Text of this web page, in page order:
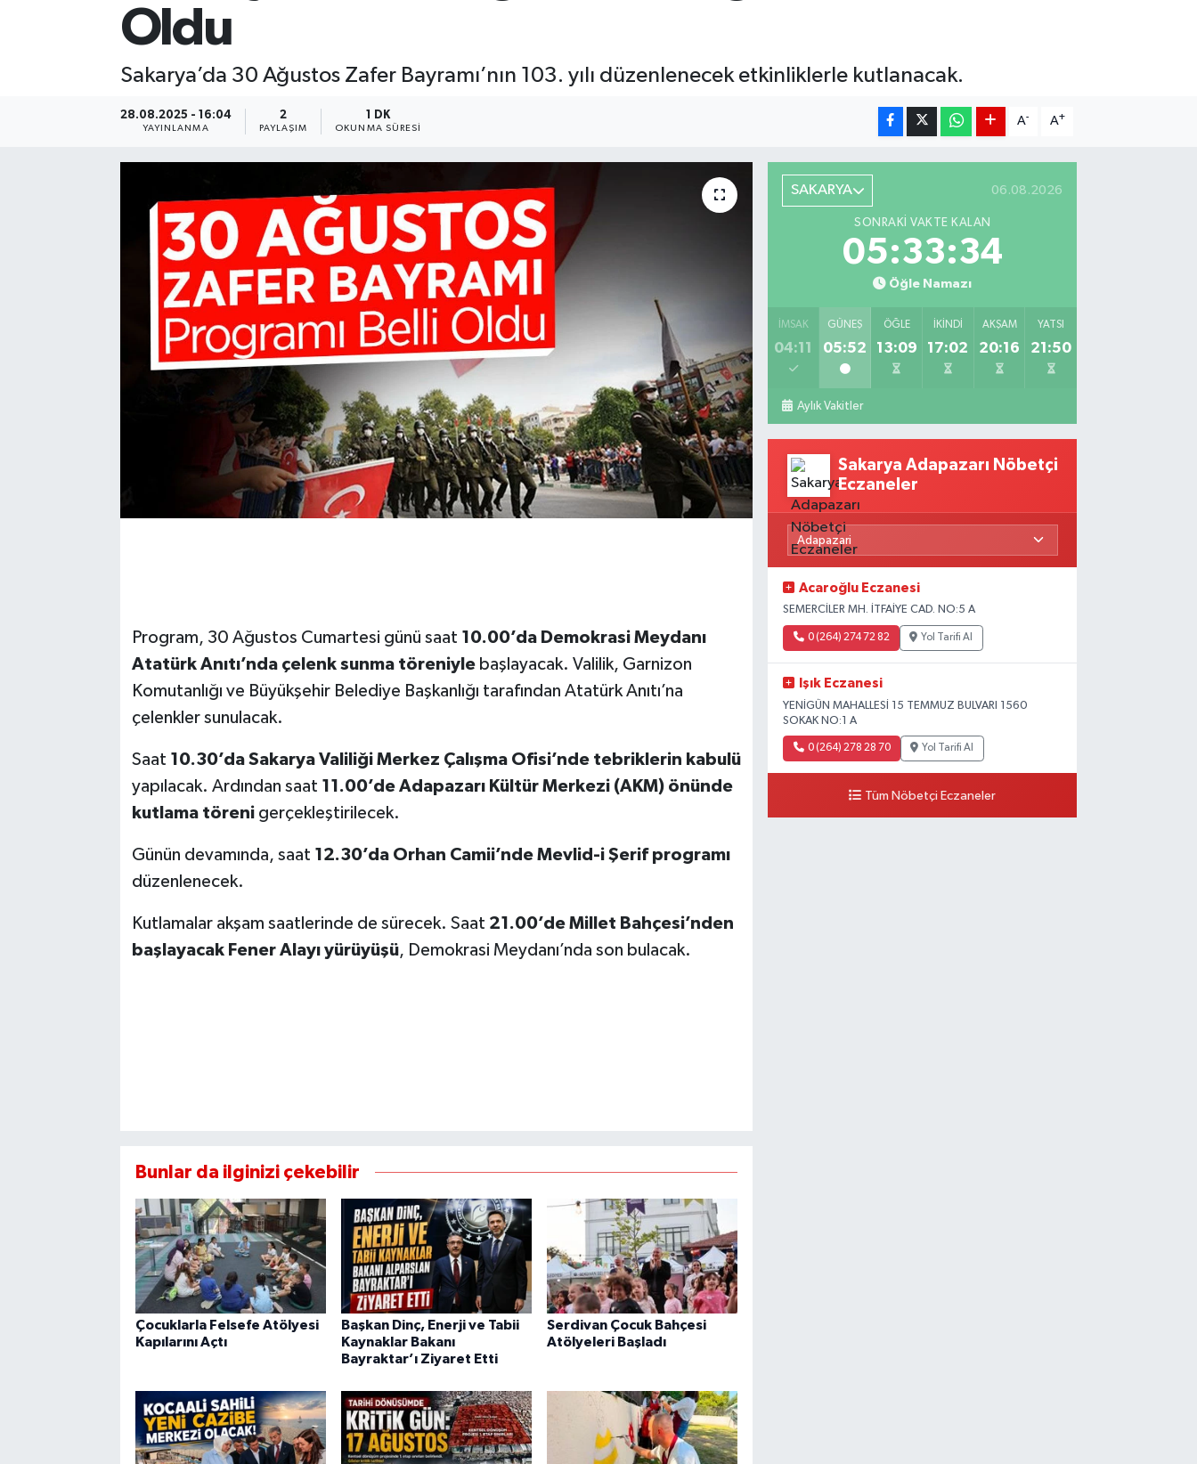
Oldu
Sakarya’da 30 Ağustos Zafer Bayramı’nın 103. yılı düzenlenecek etkinliklerle kutlanacak.
28.08.2025 - 16:04
YAYINLANMA
2
PAYLAŞIM
1 DK
OKUNMA SÜRESI
A- A+
Program, 30 Ağustos Cumartesi günü saat 10.00’da Demokrasi Meydanı
Atatürk Anıtı’nda çelenk sunma töreniylebaşlayacak. Valilik, Garnizon
Komutanlığı ve Büyükşehir Belediye Başkanlığı tarafından Atatürk Anıtı’na
çelenkler sunulacak.
Saat 10.30’da Sakarya Valiliği Merkez Çalışma Ofisi’nde tebriklerin kabulü
yapılacak. Ardından saat 11.00’de Adapazarı Kültür Merkezi (AKM) önünde
kutlama törenigerçekleştirilecek.
Günün devamında, saat 12.30’da Orhan Camii’nde Mevlid-i Şerif programı
düzenlenecek.
Kutlamalar akşam saatlerinde de sürecek. Saat 21.00’de Millet Bahçesi’nden
başlayacak Fener Alayı yürüyüşü, Demokrasi Meydanı’nda son bulacak.
Bunlar da ilginizi çekebilir
Çocuklarla Felsefe Atölyesi
Kapılarını Açtı
Başkan Dinç, Enerji ve Tabii
Kaynaklar Bakanı
Bayraktar’ı Ziyaret Etti
Serdivan Çocuk Bahçesi
Atölyeleri Başladı
SAKARYA 06.08.2026
SONRAKI VAKTE KALAN
05:33:33
Öğle Namazı
İMSAK
04:11
GÜNEŞ
05:52
ÖĞLE
13:09
İKINDI
17:02
AKŞAM
20:16
YATSI
21:50
Aylık Vakitler
Sakarya Adapazarı Nöbetçi
Eczaneler
Acaroğlu Eczanesi
SEMERCİLER MH. İTFAİYE CAD. NO:5 A
0 (264) 274 72 82 Yol Tarifi Al
Işık Eczanesi
YENİGÜN MAHALLESİ 15 TEMMUZ BULVARI 1560
SOKAK NO:1 A
0 (264) 278 28 70 Yol Tarifi Al
Tüm Nöbetçi Eczaneler